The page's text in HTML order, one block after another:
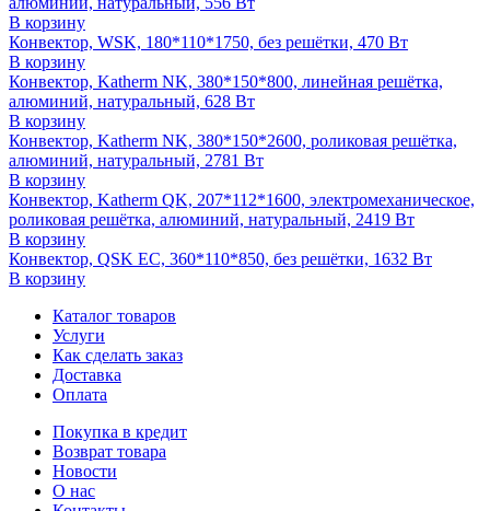
В корзину
Конвектор, WSK, 180*110*1750, без решётки, 470 Вт
В корзину
Конвектор, Katherm NK, 380*150*800, линейная решётка,
алюминий, натуральный, 628 Вт
В корзину
Конвектор, Katherm NK, 380*150*2600, роликовая решётка,
алюминий, натуральный, 2781 Вт
В корзину
Конвектор, Katherm QK, 207*112*1600, электромеханическое,
роликовая решётка, алюминий, натуральный, 2419 Вт
В корзину
Конвектор, QSK EC, 360*110*850, без решётки, 1632 Вт
В корзину
Каталог товаров
Услуги
Как сделать заказ
Доставка
Оплата
Покупка в кредит
Возврат товара
Новости
О нас